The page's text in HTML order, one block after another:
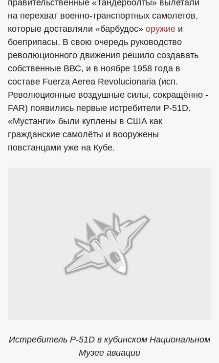
правительственные «Тандерболты» вылетали
на перехват военно-транспортных самолетов,
которые доставляли «барбудос» оружие и
боеприпасы. В свою очередь руководство
революционного движения решило создавать
собственные ВВС, и в ноябре 1958 года в
составе Fuerza Aerea Revolucionaria (исп.
Революционные воздушные силы, сокращённо -
FAR) появились первые истребители Р-51D.
«Мустанги» были куплены в США как
гражданские самолёты и вооружены
повстанцами уже на Кубе.
Истребитель Р-51D в кубинском Национальном
Музее авиации